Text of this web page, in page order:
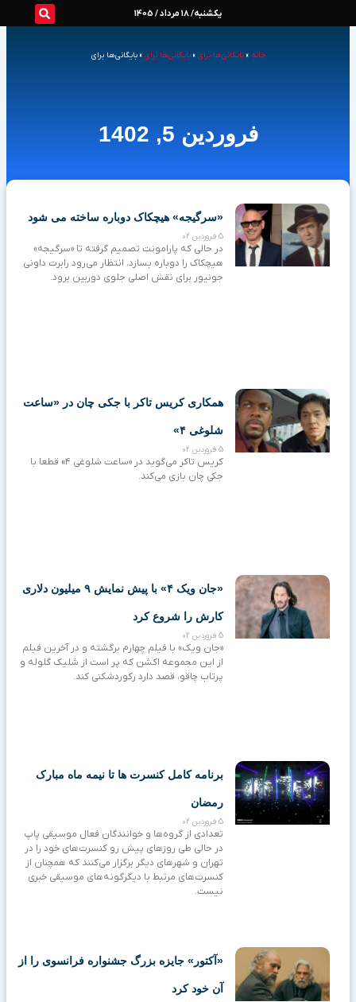
یکشنبه/ 18 مرداد / 1405
خانه »بایگانی‌ها برای »بایگانی‌ها برای »بایگانی‌ها برای
فروردین 5, 1402
«سرگیجه» هیچکاک دوباره ساخته می‌ شود
5 فروردین 02
در حالی که پارامونت تصمیم گرفته تا «سرگیجه»
هیچکاک را دوباره بسازد، انتظار می‌رود رابرت داونی
جونیور برای نقش اصلی جلوی دوربین برود.
همکاری کریس تاکر با جکی چان در «ساعت
شلوغی ۴»
5 فروردین 02
کریس تاکر می‌گوید در «ساعت شلوغی ۴» قطعا با
جکی چان بازی می‌کند.
«جان ویک ۴» با پیش‌ نمایش ۹ میلیون دلاری
کارش را شروع کرد
5 فروردین 02
«جان ویک» با فیلم چهارم برگشته و در آخرین فیلم
از این مجموعه اکشن که پر است از شلیک گلوله و
پرتاب چاقو، قصد دارد رکوردشکنی کند.
برنامه کامل کنسرت‌ ها تا نیمه ماه مبارک
رمضان
5 فروردین 02
تعدادی از گروه‌ها و خوانندگان فعال موسیقی پاپ
در حالی طی روزهای پیش رو کنسرت‌های خود را در
تهران و شهرهای دیگر برگزار می‌کنند که همچنان از
کنسرت‌های مرتبط با دیگرگونه‌های موسیقی خبری
نیست.
«آکتور» جایزه بزرگ جشنواره فرانسوی را از
آن خود کرد